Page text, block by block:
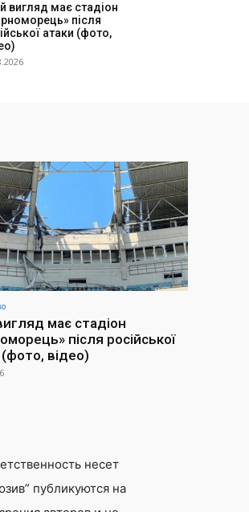
вигляд має стадіон
після
атаки (фото,
має стадіон
після російської
відео)
несет
публикуются на